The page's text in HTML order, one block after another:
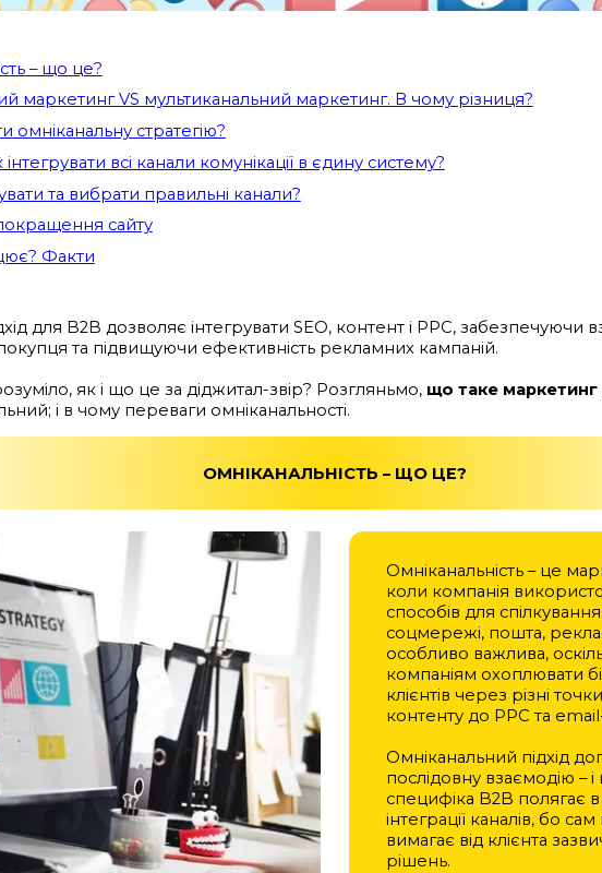
– що це?
маркетинг VS мультиканальний маркетинг. В чому різниця?
омніканальну стратегію?
всі канали комунікації в єдину систему?
та вибрати правильні канали?
сайту
Факти
для B2B дозволяє інтегрувати SEO, контент і PPC, забезпечуючи
та підвищуючи ефективність рекламних кампаній.
як і що це за діджитал-звір? Розгляньмо, що таке
і в чому переваги омніканальності.
ОМНІКАНАЛЬНІСТЬ – ЩО ЦЕ?
Омніканальність – це
коли компанія
способів для
соцмережі, пошта,
особливо важлива,
компаніям охоплювати
клієнтів через різні
контенту до PPC та
Омніканальний підхід
послідовну взаємодію –
специфіка B2B полягає
інтеграції каналів, бо
вимагає від клієнта
рішень.